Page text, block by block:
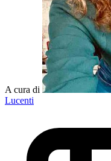
A cura di
Lucenti